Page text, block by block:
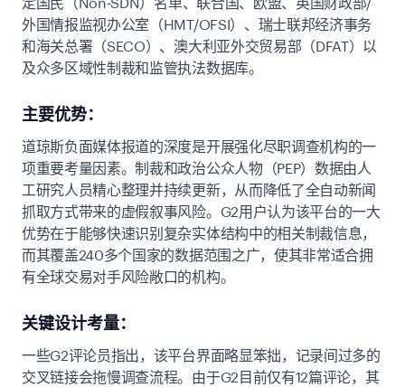
定国民（Non-SDN）名单、联合国、欧盟、英国财政部/
外国情报监视办公室（HMT/OFSI）、瑞士联邦经济事务
和海关总署（SECO）、澳大利亚外交贸易部（DFAT）以
及众多区域性制裁和监管执法数据库。
主要优势：
道琼斯负面媒体报道的深度是开展强化尽职调查机构的一
项重要考量因素。制裁和政治公众人物（PEP）数据由人
工研究人员精心整理并持续更新，从而降低了全自动新闻
抓取方式带来的虚假叙事风险。G2用户认为该平台的一大
优势在于能够快速识别复杂实体结构中的相关制裁信息，
而其覆盖240多个国家的数据范围之广，使其非常适合拥
有全球交易对手风险敞口的机构。
关键设计考量：
一些G2评论员指出，该平台界面略显笨拙，记录间过多的
交叉链接会拖慢调查流程。由于G2目前仅有12篇评论，其